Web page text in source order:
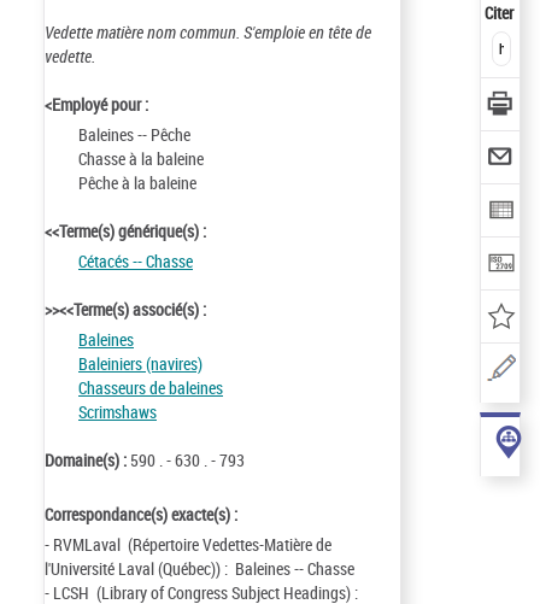
Vedette matière nom commun. S'emploie en tête de
vedette.
<Employé pour :
Baleines -- Pêche
Chasse à la baleine
Pêche à la baleine
<<Terme(s) générique(s) :
Cétacés -- Chasse
>><<Terme(s) associé(s) :
Baleines
Baleiniers (navires)
Chasseurs de baleines
Scrimshaws
Domaine(s) : 590 . - 630 . - 793
Correspondance(s) exacte(s) :
- RVMLaval (Répertoire Vedettes-Matière de
l'Université Laval (Québec)) : Baleines -- Chasse
- LCSH (Library of Congress Subject Headings) :
Citer